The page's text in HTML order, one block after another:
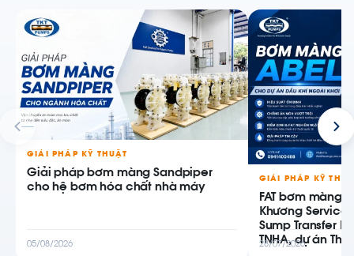
GIẢI PHÁP KỸ THUẬT
Giải pháp bơm màng Sandpiper
cho hệ bơm hóa chất nhà máy
05/08/2026
GIẢI PHÁP KỸ
FAT bơm màng
Khương
Sump Transfer
TNHA, dự án
28/07/2026